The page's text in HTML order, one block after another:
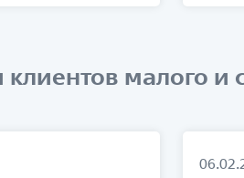
малого и